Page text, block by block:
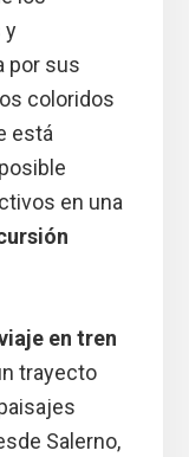
y
por sus
coloridos
está
en una
en tren
trayecto
Salerno,